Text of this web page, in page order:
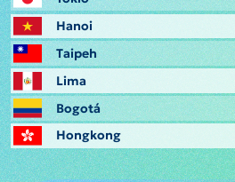
Hanoi
Taipeh
Lima
Bogotá
Hongkong